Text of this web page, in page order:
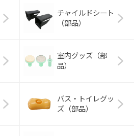
チャイルドシート
（部品）
室内グッズ（部
品）
バス・トイレグッ
ズ（部品）